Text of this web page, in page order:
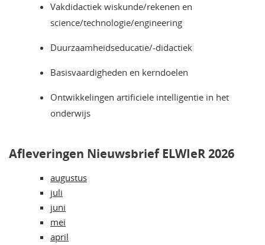
Vakdidactiek wiskunde/rekenen en
science/technologie/engineering
Duurzaamheidseducatie/-didactiek
Basisvaardigheden en kerndoelen
Ontwikkelingen artificiele intelligentie in het
onderwijs
Afleveringen Nieuwsbrief ELWIeR 2026
augustus
juli
juni
mei
april